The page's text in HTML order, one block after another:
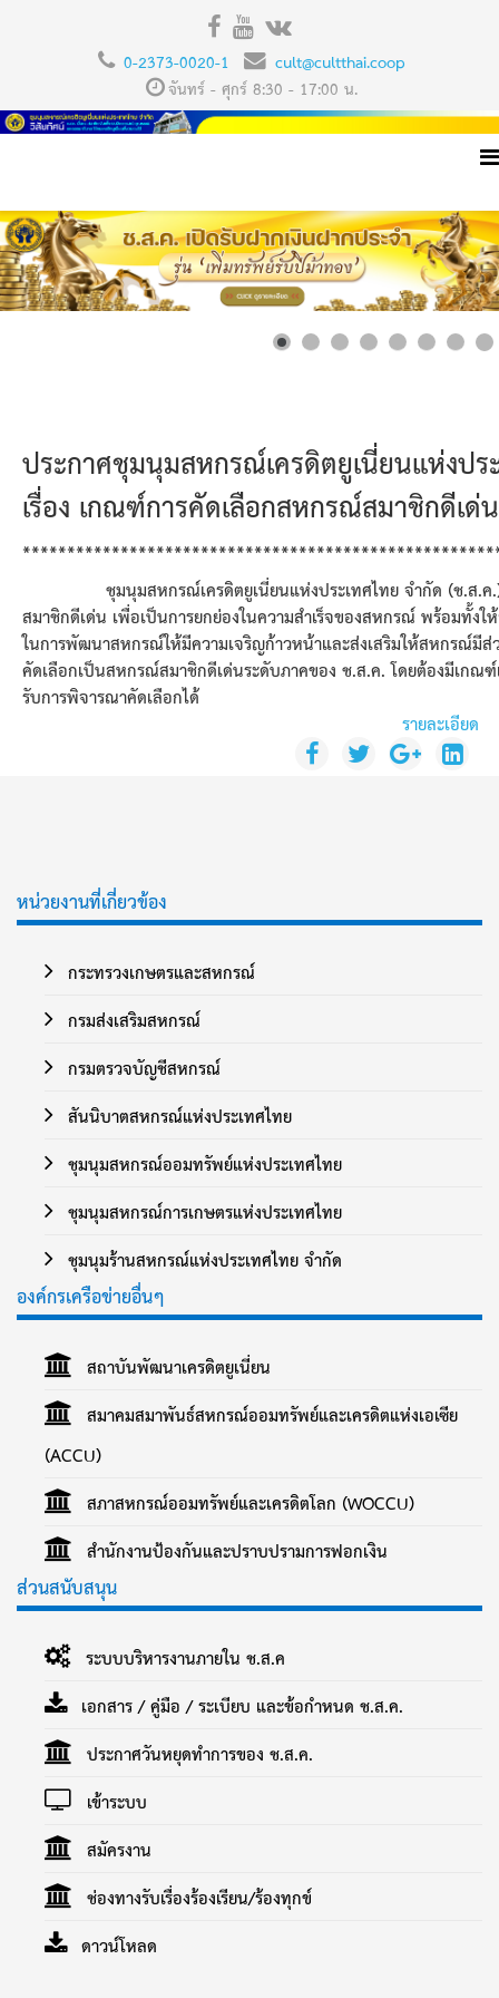
0-2373-0020-1
cult@cultthai.coop
จันทร์ - ศุกร์ 8:30 - 17:00 น.
ประกาศชุมนุมสหกรณ์เครดิตยูเนี่ยนแห่งปร
เรื่อง เกณฑ์การคัดเลือกสหกรณ์สมาชิกดีเ
ชุมนุมสหกรณ์เครดิตยูเนี่ยนแห่งประเทศไทย จำกัด (ช.ส.ค.)
สมาชิกดีเด่น เพื่อเป็นการยกย่องในความสำเร็จของสหกรณ์ พร้อมทั้ง
ในการพัฒนาสหกรณ์ให้มีความเจริญก้าวหน้าและส่งเสริมให้สหกรณ์มีส่
คัดเลือกเป็นสหกรณ์สมาชิกดีเด่นระดับภาคของ ช.ส.ค. โดยต้องมีเกณ
รับการพิจารณาคัดเลือกได้
รายละเอียด
หน่วยงานที่เกี่ยวข้อง
กระทรวงเกษตรและสหกรณ์
กรมส่งเสริมสหกรณ์
กรมตรวจบัญชีสหกรณ์
สันนิบาตสหกรณ์แห่งประเทศไทย
ชุมนุมสหกรณ์ออมทรัพย์แห่งประเทศไทย
ชุมนุมสหกรณ์การเกษตรแห่งประเทศไทย
ชุมนุมร้านสหกรณ์แห่งประเทศไทย จำกัด
องค์กรเครือข่ายอื่นๆ
สถาบันพัฒนาเครดิตยูเนี่ยน
สมาคมสมาพันธ์สหกรณ์ออมทรัพย์และเครดิตแห่งเอเซีย
(ACCU)
สภาสหกรณ์ออมทรัพย์และเครดิตโลก (WOCCU)
สำนักงานป้องกันและปราบปรามการฟอกเงิน
ส่วนสนับสนุน
ระบบบริหารงานภายใน ช.ส.ค
เอกสาร / คู่มือ / ระเบียบ และข้อกำหนด ช.ส.ค.
ประกาศวันหยุดทำการของ ช.ส.ค.
เข้าระบบ
สมัครงาน
ช่องทางรับเรื่องร้องเรียน/ร้องทุกข์
ดาวน์โหลด